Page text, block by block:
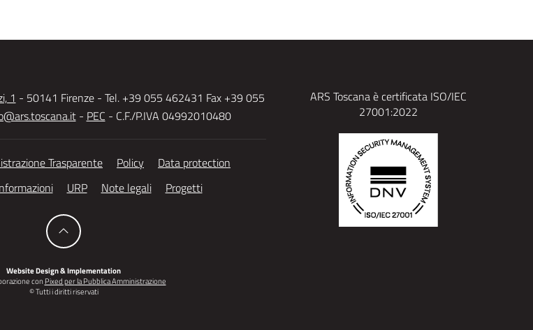
1 - 50141 Firenze - Tel. +39 055 462431 Fax +39 055
- PEC - C.F./P.IVA 04992010480
Trasparente Policy
Data protection
URP Note legali Progetti
ARS Toscana è certificata ISO/IEC
27001:2022
Website Design & Implementation
conPixed per la Pubblica Amministrazione
© Tutti i diritti riservati